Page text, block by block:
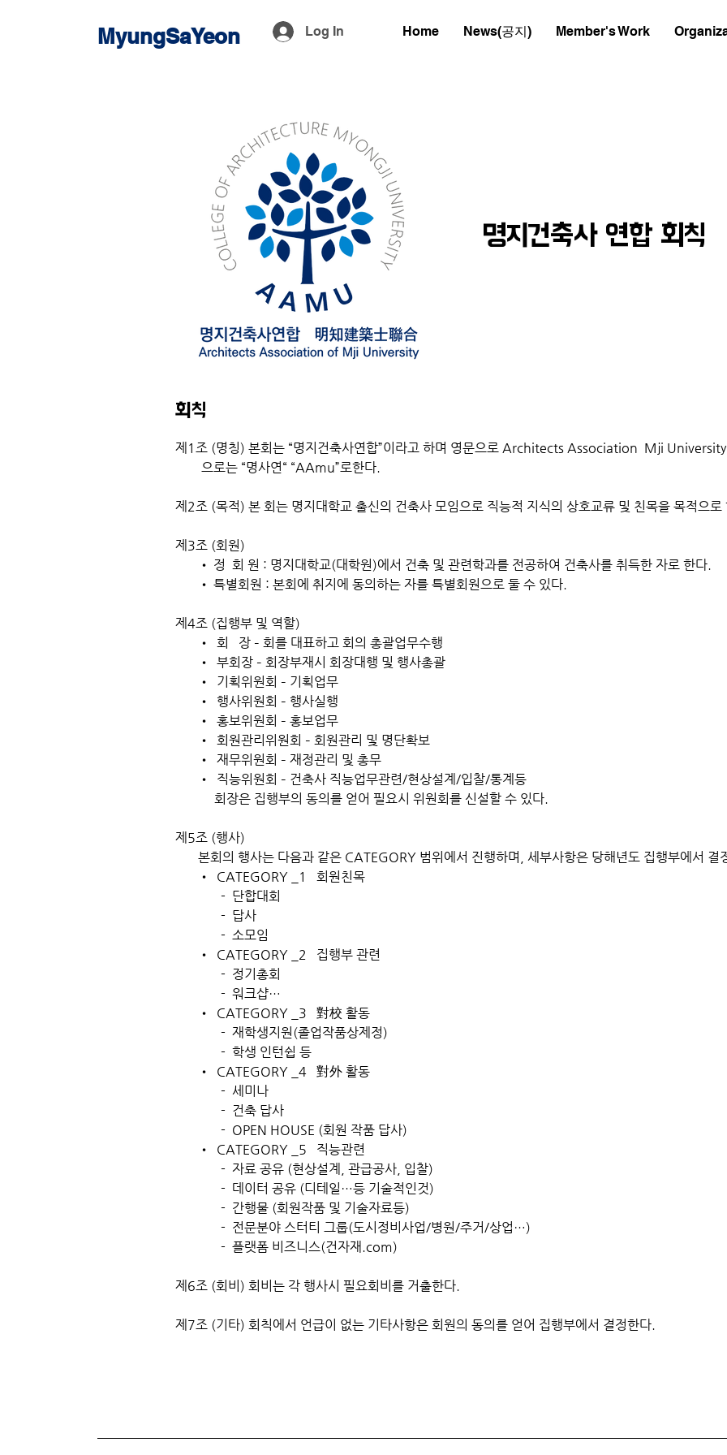
MyungSaYeon Home News(공지) Member's Work
Log In
명지건축사 연합 회칙
Our Story
opportunity to give a full background on who you are, what your
what your site has to offer. Double click on the text box to start editing
If you’re a business, talk about how you started and share your
journey. Explain your core values, your commitment to customers,
stand out from the crowd. Add a photo, gallery, or video for even more
회칙
제1조 (명칭) 본회는 “명지건축사연합”이라고 하며 영문으로 Architects Association Mji
으로는 “명사연“ “AAmu”로한다.
제2조 (목적) 본 회는 명지대학교 출신의 건축사 모임으로 직능적 지식의 상호교류 및 친목을 목적으로
제3조 (회원)
• 정 회 원 : 명지대학교(대학원)에서 건축 및 관련학과를 전공하여 건축사를 취득한 자로 한다.
• 특별회원 : 본회에 취지에 동의하는 자를 특별회원으로 둘 수 있다.
제4조 (집행부 및 역할)
• 회 장 – 회를 대표하고 회의 총괄업무수행
• 부회장 – 회장부재시 회장대행 및 행사총괄
• 기획위원회 – 기획업무
• 행사위원회 – 행사실행
• 홍보위원회 – 홍보업무
• 회원관리위원회 – 회원관리 및 명단확보
• 재무위원회 – 재정관리 및 총무
• 직능위원회 – 건축사 직능업무관련/현상설계/입찰/통계등
회장은 집행부의 동의를 얻어 필요시 위원회를 신설할 수 있다.
제5조 (행사)
본회의 행사는 다음과 같은 CATEGORY 범위에서 진행하며, 세부사항은 당해년도 집행부에서 결
• CATEGORY _1 회원친목
- 단합대회
- 답사
- 소모임
• CATEGORY _2 집행부 관련
- 정기총회
- 워크샵…
• CATEGORY _3 對校 활동
- 재학생지원(졸업작품상제정)
- 학생 인턴쉽 등
​ • CATEGORY _4 對外 활동
- 세미나
- 건축 답사
- OPEN HOUSE (회원 작품 답사)
​ • CATEGORY _5 직능관련
- 자료 공유 (현상설계, 관급공사, 입찰)
- 데이터 공유 (디테일…등 기술적인것)
- 간행물 (회원작품 및 기술자료등)
- 전문분야 스터티 그룹(도시정비사업/병원/주거/상업…)
- 플랫폼 비즈니스(건자재.com)
제6조 (회비) 회비는 각 행사시 필요회비를 거출한다.
제7조 (기타) 회칙에서 언급이 없는 기타사항은 회원의 동의를 얻어 집행부에서 결정한다.